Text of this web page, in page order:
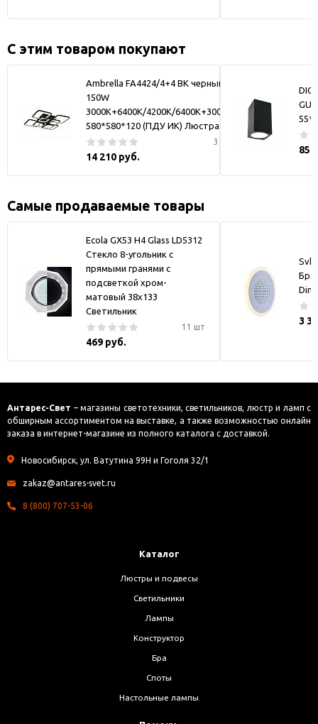
С этим товаром покупают
Ambrella FA4424/4+4 BK черный
150W
3000K+6400K/4200K/6400K+3000K
580*580*120 (ПДУ ИК) Люстра
3 шт
14 210 руб.
Самые продаваемые товары
Ecola GX53 H4 Glass LD5312
Стекло 8-угольник с
прямыми гранями с
подсветкой хром-
матовый 38x133
Светильник
11 шт
469 руб.
Бра
3
Антарес-Свет – магазины светотехники, светильников, люстр и ламп с
обширным ассортиментом на выставке, а также возможностью онлайн
заказа в интернет-магазине из полного каталога с доставкой.
Новосибирск, ул. Ватутина 99Н и Гоголя 32/1
zakaz@antares-svet.ru
8 (800) 707-53-06
Каталог
Люстры и подвесы
Светильники
Лампы
Конструктор
Бра
Споты
Настольные лампы